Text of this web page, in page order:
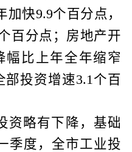
加快9.9个百分点，
百分点；房地产开
幅比上年全年缩窄
部投资增速3.1个百
资略有下降，基础
季度，全市工业投